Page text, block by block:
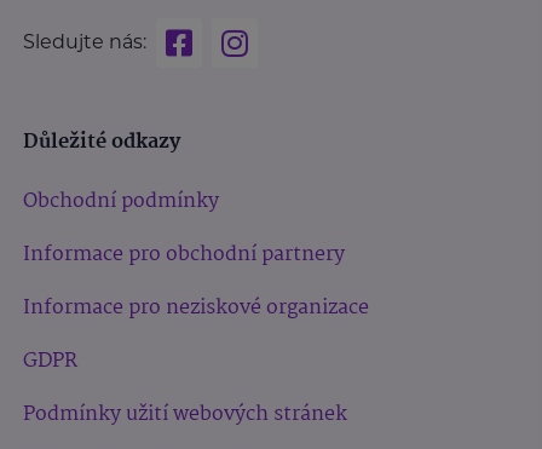
Sledujte nás:
Důležité odkazy
Obchodní podmínky
Informace pro obchodní partnery
Informace pro neziskové organizace
GDPR
Podmínky užití webových stránek